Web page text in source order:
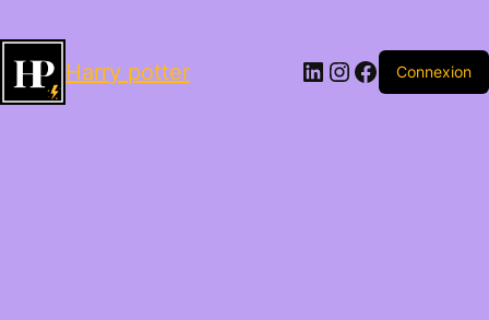
Harry potter LinkedIn
Instagram
Facebook
Connexion